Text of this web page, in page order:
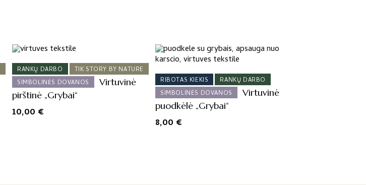
RANKŲ DARBO
TIK STORY BY NATURE
SIMBOLINĖS DOVANOS
Virtuvinė
pirštinė „Grybai“
10,00 €
RIBOTAS KIEKIS
RANKŲ DARBO
SIMBOLINĖS DOVANOS
Virtuvinė
puodkėlė „Grybai“
8,00 €